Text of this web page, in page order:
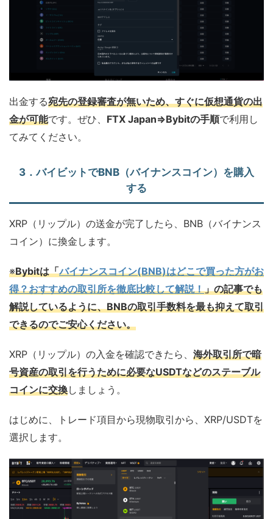
出金する宛先の登録審査が無いため、すぐに仮想通貨の出
金が可能です。ぜひ、 FTX Japan⇒Bybitの手順で利用し
てみてください。
3．バイビットでBNB（バイナンスコイン）を購入
する
XRP（リップル）の送金が完了したら、BNB（バイナンス
コイン）に換金します。
※Bybitは「バイナンスコイン(BNB)はどこで買った方がお
得？おすすめの取引所を徹底比較して解説！」の記事でも
解説しているように、BNBの取引手数料を最も抑えて取引
できるのでご安心ください。
XRP（リップル）の入金を確認できたら、 海外取引所で暗
号資産の取引を行うために必要なUSDTなどのステーブル
コインに交換しましょう。
はじめに、トレード項目から現物取引から、XRP/USDTを
選択します。